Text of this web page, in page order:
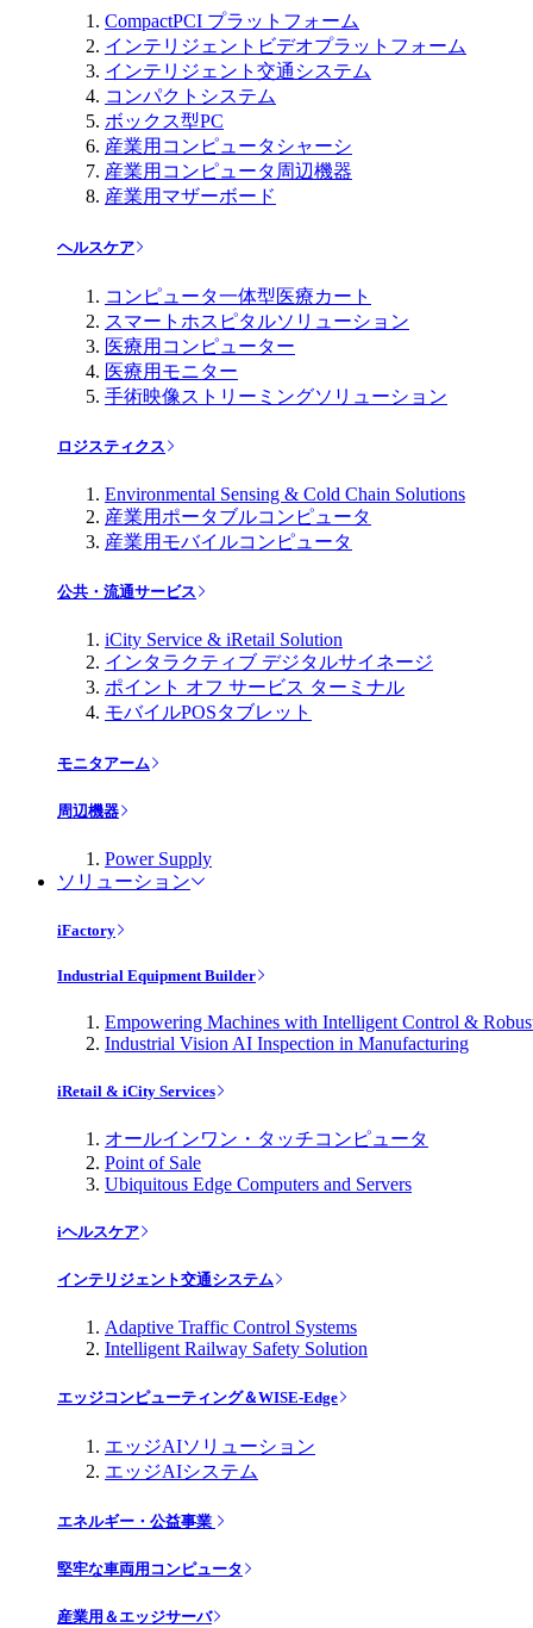
CompactPCI プラットフォーム
インテリジェントビデオプラットフォーム
インテリジェント交通システム
コンパクトシステム
ボックス型PC
産業用コンピュータシャーシ
産業用コンピュータ周辺機器
産業用マザーボード
ヘルスケア
コンピュータ一体型医療カート
スマートホスピタルソリューション
医療用コンピューター
医療用モニター
手術映像ストリーミングソリューション
ロジスティクス
Environmental Sensing & Cold Chain Solutions
産業用ポータブルコンピュータ
産業用モバイルコンピュータ
公共・流通サービス
iCity Service & iRetail Solution
インタラクティブ デジタルサイネージ
ポイント オフ サービス ターミナル
モバイルPOSタブレット
モニタアーム
周辺機器
Power Supply
ソリューション
iFactory
Industrial Equipment Builder
Empowering Machines with Intelligent Control &
Industrial Vision AI Inspection in Manufacturing
iRetail & iCity Services
オールインワン・タッチコンピュータ
Point of Sale
Ubiquitous Edge Computers and Servers
iヘルスケア
インテリジェント交通システム
Adaptive Traffic Control Systems
Intelligent Railway Safety Solution
エッジコンピューティング＆WISE-Edge
エッジAIソリューション
エッジAIシステム
エネルギー・公益事業
堅牢な車両用コンピュータ
産業用＆エッジサーバ